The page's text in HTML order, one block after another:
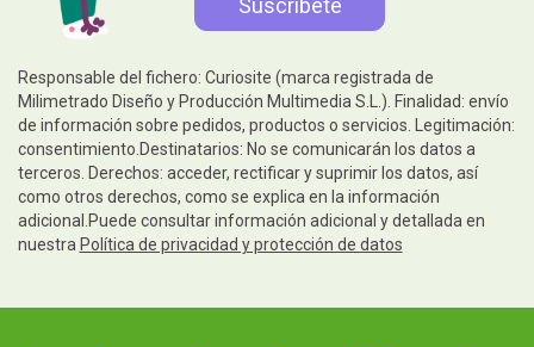
Responsable del fichero: Curiosite (marca registrada de
Milimetrado Diseño y Producción Multimedia S.L.). Finalidad: envío
de información sobre pedidos, productos o servicios. Legitimación:
consentimiento.Destinatarios: No se comunicarán los datos a
terceros. Derechos: acceder, rectificar y suprimir los datos, así
como otros derechos, como se explica en la información
adicional.Puede consultar información adicional y detallada en
nuestra Política de privacidad y protección de datos